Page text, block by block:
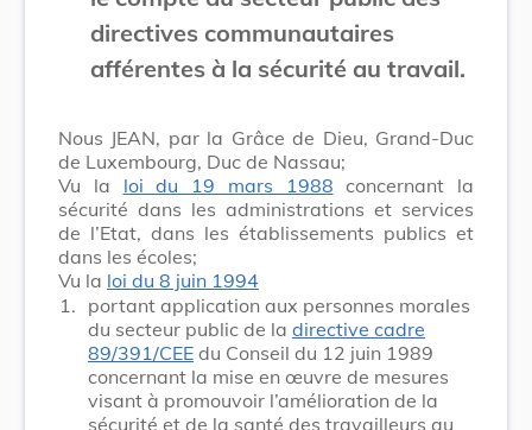
directives communautaires
afférentes à la sécurité au travail.
Nous JEAN, par la Grâce de Dieu, Grand-Duc
de Luxembourg, Duc de Nassau;
Vu la loi du 19 mars 1988 concernant la
sécurité dans les administrations et services
de l’Etat, dans les établissements publics et
dans les écoles;
Vu la loi du 8 juin 1994
1. portant application aux personnes morales
du secteur public de la directive cadre
89/391/CEE du Conseil du 12 juin 1989
concernant la mise en œuvre de mesures
visant à promouvoir l’amélioration de la
sécurité et de la santé des travailleurs au